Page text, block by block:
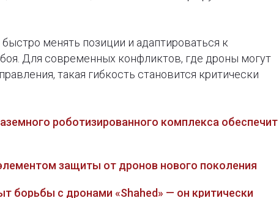
менять позиции и адаптироваться к
Для современных конфликтов, где дроны могут
такая гибкость становится критически
роботизированного комплекса обеспечит
защиты от дронов нового поколения
борьбы с дронами «Shahed» — он критически